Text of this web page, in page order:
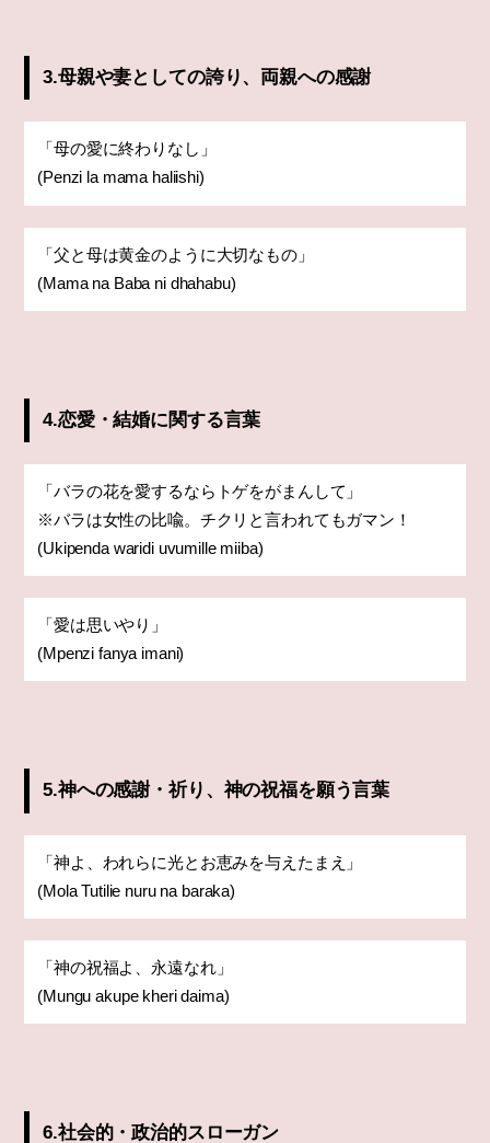
3.母親や妻としての誇り、両親への感謝
「母の愛に終わりなし」
(Penzi la mama haliishi)
「父と母は黄金のように大切なもの」
(Mama na Baba ni dhahabu)
4.恋愛・結婚に関する言葉
「バラの花を愛するならトゲをがまんして」
※バラは女性の比喩。チクリと言われてもガマン！
(Ukipenda waridi uvumille miiba)
「愛は思いやり」
(Mpenzi fanya imani)
5.神への感謝・祈り、神の祝福を願う言葉
「神よ、われらに光とお恵みを与えたまえ」
(Mola Tutilie nuru na baraka)
「神の祝福よ、永遠なれ」
(Mungu akupe kheri daima)
6.社会的・政治的スローガン